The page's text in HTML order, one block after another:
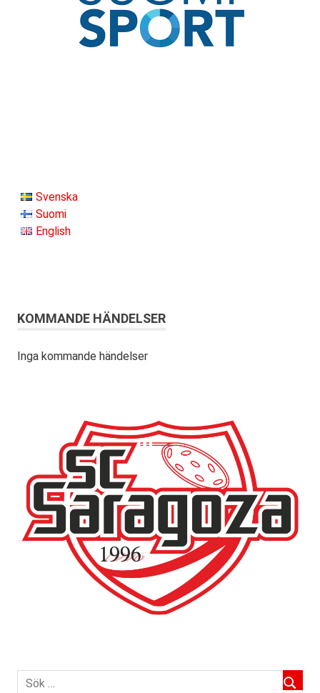
Svenska
Suomi
English
KOMMANDE HÄNDELSER
Inga kommande händelser